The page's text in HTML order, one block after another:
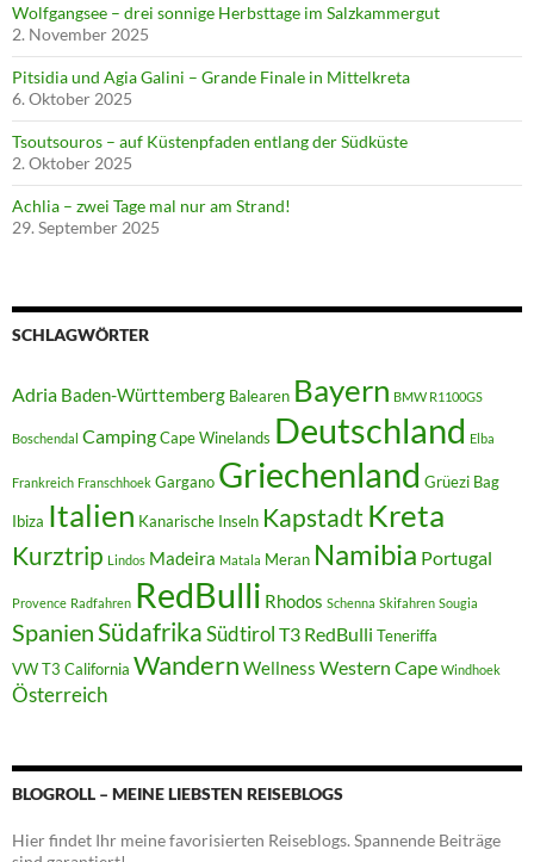
Wolfgangsee – drei sonnige Herbsttage im Salzkammergut
2. November 2025
Pitsidia und Agia Galini – Grande Finale in Mittelkreta
6. Oktober 2025
Tsoutsouros – auf Küstenpfaden entlang der Südküste
2. Oktober 2025
Achlia – zwei Tage mal nur am Strand!
29. September 2025
SCHLAGWÖRTER
Adria Baden-Württemberg Balearen Bayern BMW R1100GS
Boschendal CampingCape Winelands Deutschland Elba
Frankreich Franschhoek Gargano Griechenland Grüezi Bag
Ibiza Italien Kanarische Inseln Kapstadt Kreta
Kurztrip Lindos Madeira Matala Meran Namibia Portugal
Provence Radfahren RedBulli Rhodos Schenna Skifahren Sougia
SpanienSüdafrikaSüdtirol T3 RedBulli Teneriffa
VW T3 California Wandern Wellness Western Cape Windhoek
Österreich
BLOGROLL – MEINE LIEBSTEN REISEBLOGS
Hier findet Ihr meine favorisierten Reiseblogs. Spannende Beiträge